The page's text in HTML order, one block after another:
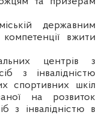
державним
вжити
центрів з
з інвалідністю
спортивних шкіл
на розвиток
з інвалідністю в